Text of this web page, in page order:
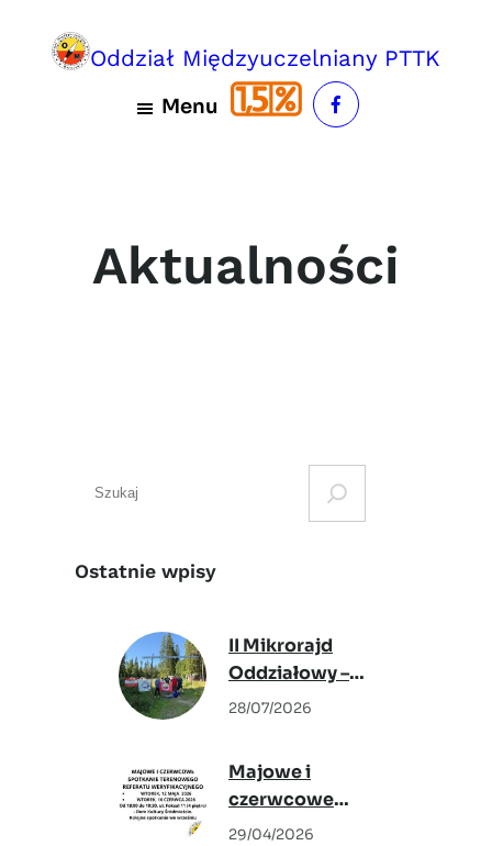
Oddział Międzyuczelniany PTTK
Menu
Aktualności
r
c
Ostatnie wpisy
II Mikrorajd
Oddziałowy –
Podwilk 2026
28/07/2026
Majowe i
czerwcowe
spotkanie
29/04/2026